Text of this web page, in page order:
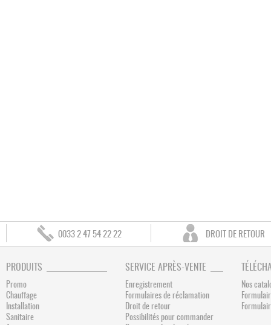
0033 2 47 54 22 22 DROIT DE RETOUR
PRODUITS
Promo
Chauffage
Installation
Sanitaire
SERVICE APRÈS-VENTE
Enregistrement
Formulaires de réclamation
Droit de retour
Possibilités pour commander
Nos